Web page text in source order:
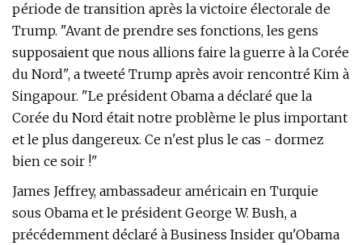
période de transition après la victoire électorale de
Trump. "Avant de prendre ses fonctions, les gens
supposaient que nous allions faire la guerre à la Corée
du Nord", a tweeté Trump après avoir rencontré Kim à
Singapour. "Le président Obama a déclaré que la
Corée du Nord était notre problème le plus important
et le plus dangereux. Ce n'est plus le cas - dormez
bien ce soir !"
James Jeffrey, ambassadeur américain en Turquie
sous Obama et le président George W. Bush, a
précédemment déclaré à Business Insider qu'Obama